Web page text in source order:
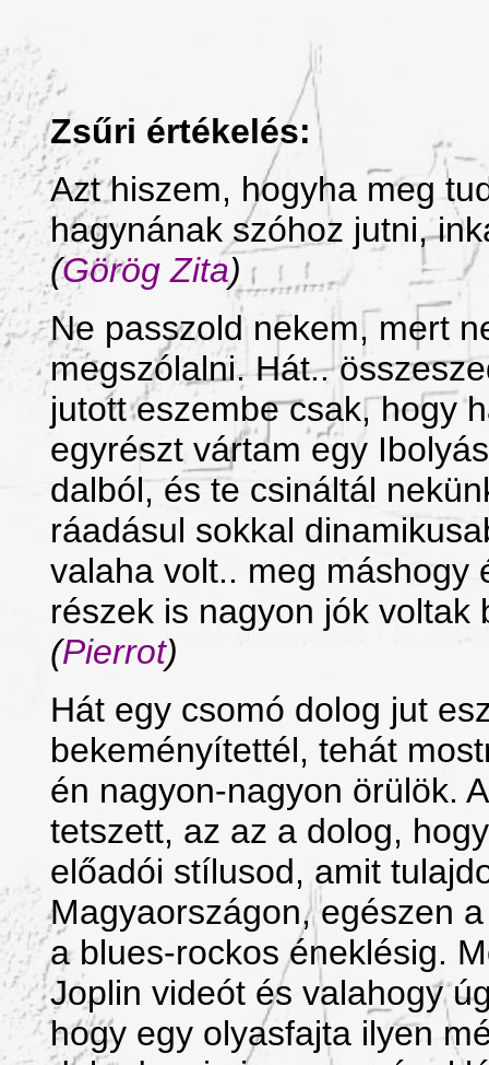
Zsűri értékelés:
Azt hiszem, hogyha meg
hagynának szóhoz jutni,
(Görög Zita)
Ne passzold nekem, mert
megszólalni. Hát..
jutott eszembe csak, hogy
egyrészt vártam egy
dalból, és te csináltál
ráadásul sokkal
valaha volt.. meg máshogy
részek is nagyon jók voltak
(Pierrot)
Hát egy csomó dolog jut
bekeményítettél, tehát
én nagyon-nagyon örülök.
tetszett, az az a dolog,
előadói stílusod, amit
Magyaországon, egészen
a blues-rockos éneklésig.
Joplin videót és valahogy
hogy egy olyasfajta ilyen